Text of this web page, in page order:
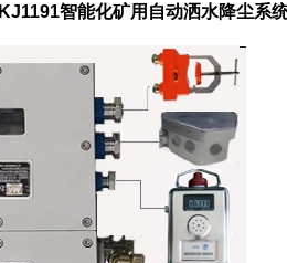
KJ1191智能化矿用自动洒水降尘系